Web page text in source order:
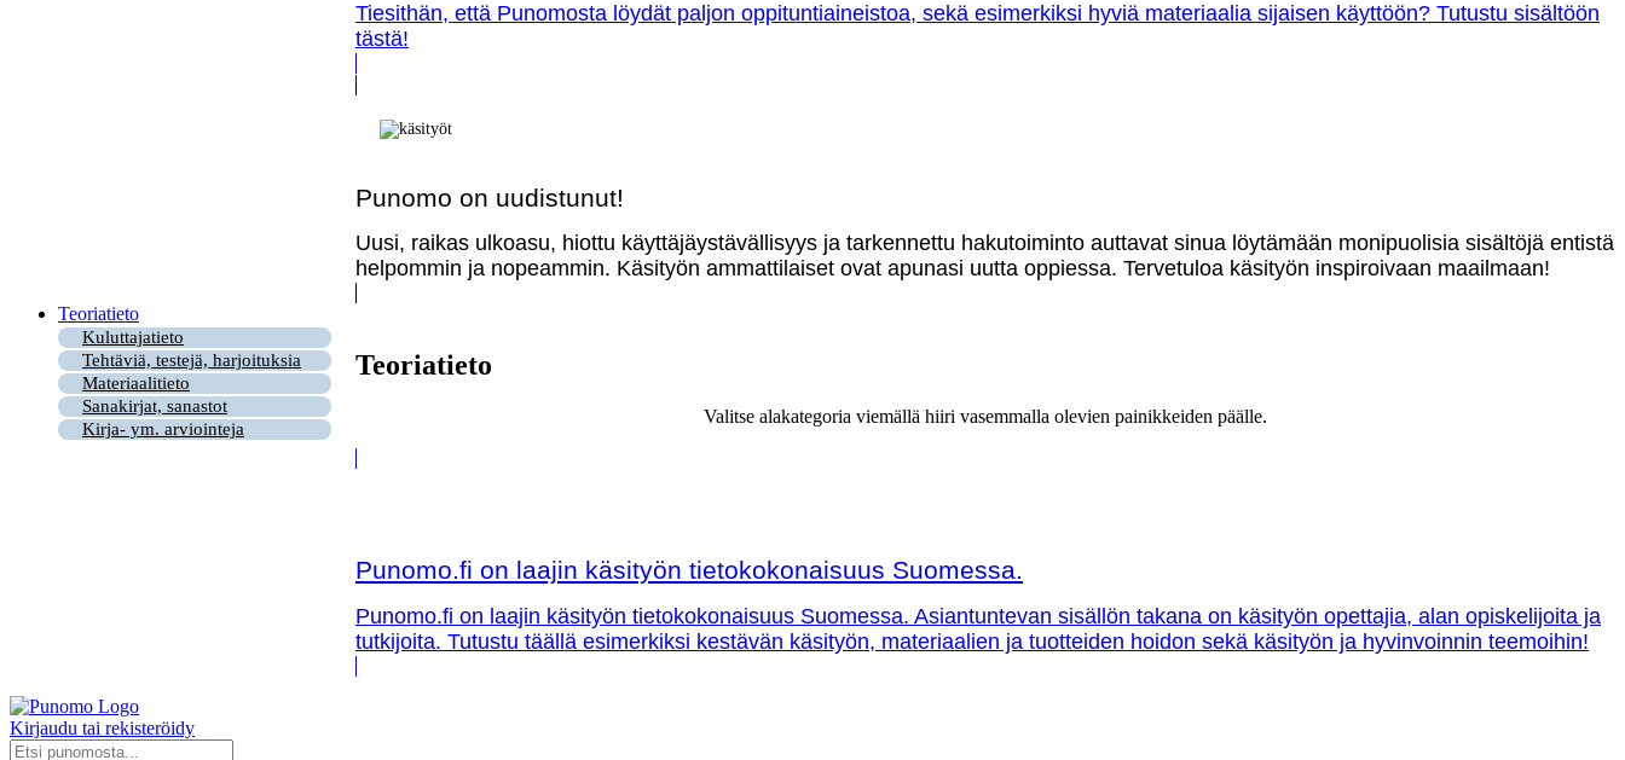
Tiesithän, että Punomosta löydät paljon oppituntiaineistoa, sekä esimerkiksi hyviä materiaalia sijaisen käyttöön? Tutustu sisältöön
tästä!
Punomo on uudistunut!
Uusi, raikas ulkoasu, hiottu käyttäjäystävällisyys ja tarkennettu hakutoiminto auttavat sinua löytämään monipuolisia sisältöjä entistä
helpommin ja nopeammin. Käsityön ammattilaiset ovat apunasi uutta oppiessa. Tervetuloa käsityön inspiroivaan maailmaan!
Teoriatieto
Kuluttajatieto
Tehtäviä, testejä, harjoituksia
Materiaalitieto
Sanakirjat, sanastot
Kirja- ym. arviointeja
Teoriatieto
Valitse alakategoria viemällä hiiri vasemmalla olevien painikkeiden päälle.
Punomo.fi on laajin käsityön tietokokonaisuus Suomessa.
Punomo.fi on laajin käsityön tietokokonaisuus Suomessa. Asiantuntevan sisällön takana on käsityön opettajia, alan opiskelijoita ja
tutkijoita. Tutustu täällä esimerkiksi kestävän käsityön, materiaalien ja tuotteiden hoidon sekä käsityön ja hyvinvoinnin teemoihin!
Kirjaudu tai rekisteröidy
Search